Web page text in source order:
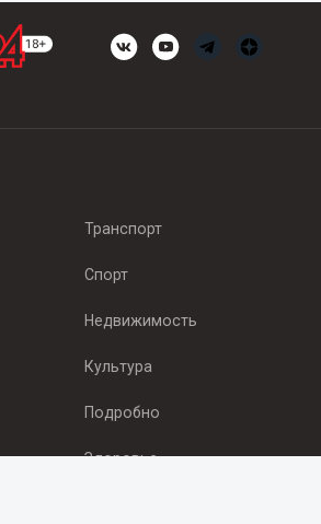
Транспорт
Спорт
Недвижимость
Культура
Подробно
Здоровье